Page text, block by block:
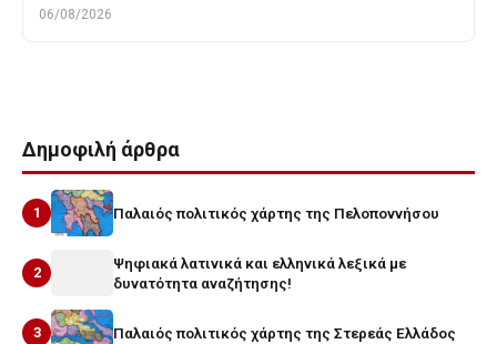
06/08/2026
Δημοφιλή άρθρα
1 Παλαιός πολιτικός χάρτης της Πελοποννήσου
2
Ψηφιακά λατινικά και ελληνικά λεξικά με
δυνατότητα αναζήτησης!
3 Παλαιός πολιτικός χάρτης της Στερεάς Ελλάδος